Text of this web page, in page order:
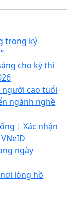
trong kỷ
cho kỳ thi
cao tuổi
ngành nghề
| Xác nhận
ngày
lòng hồ